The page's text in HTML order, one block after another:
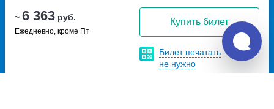
~ 6 363 руб.
Ежедневно, кроме Пт
Купить билет
Билет печатать
не нужно